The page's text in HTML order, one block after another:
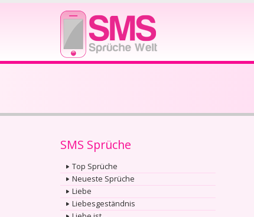
SMS Sprüche
Top Sprüche
Neueste Sprüche
Liebe
Liebesgeständnis